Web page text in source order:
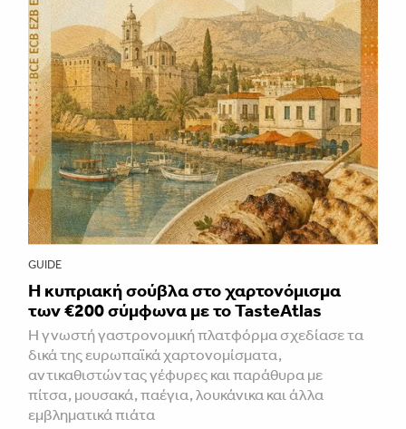
GUIDE
Η κυπριακή σούβλα στο χαρτονόμισμα
των €200 σύμφωνα με το TasteAtlas
Η γνωστή γαστρονομική πλατφόρμα σχεδίασε τα
δικά της ευρωπαϊκά χαρτονομίσματα,
αντικαθιστώντας γέφυρες και παράθυρα με
πίτσα, μουσακά, παέγια, λουκάνικα και άλλα
εμβληματικά πιάτα